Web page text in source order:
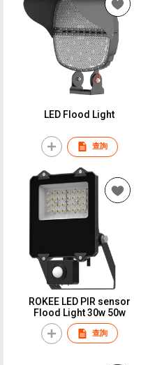
LED Flood Light
查詢
ROKEE LED PIR sensor
Flood Light 30w 50w
查詢